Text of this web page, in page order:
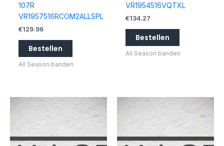
107R
VR1957516RCOM2ALLSPL
€129.96
Bestellen
All Season banden
VR1954516VQTXL
€134.27
Bestellen
All Season banden